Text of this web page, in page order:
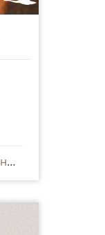
Просмотреть все сведения